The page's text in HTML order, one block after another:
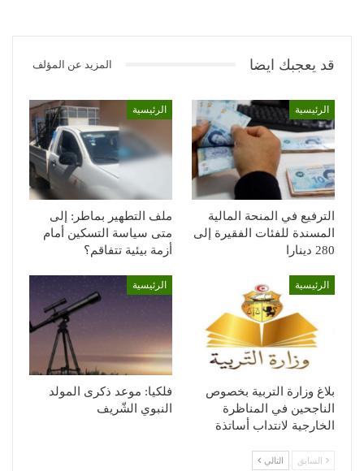
قد يعجبك ايضا المزيد عن المؤلف
الرئيسية
الترفيع في المنحة المالية
المسندة للفئات الفقيرة إلى
280 دينارا
الرئيسية
ملف التطهير بماطر: إلى
متى سياسة التسكين أمام
أزمة بيئية تتفاقم؟
الرئيسية
بلاغ وزارة التربية بخصوص
الناجحين في المناظرة
الخارجية لانتداب أساتذة
الرئيسية
فلكيا: موعد ذكرى المولد
النبوي الشّريف
السابق التالي